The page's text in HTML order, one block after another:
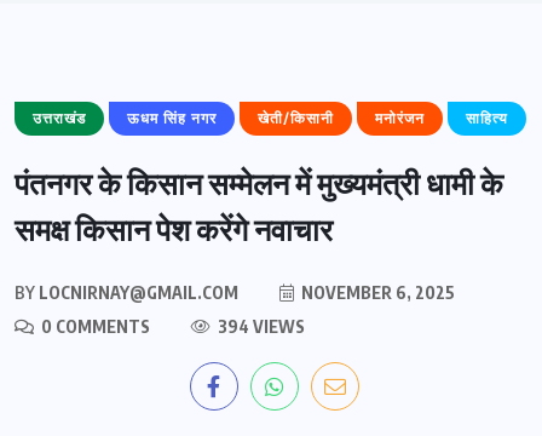
उत्तराखंड ऊधम सिंह नगर खेती/किसानी मनोरंजन साहित्य
पंतनगर के किसान सम्मेलन में मुख्यमंत्री धामी के
समक्ष किसान पेश करेंगे नवाचार
BY LOCNIRNAY@GMAIL.COM
NOVEMBER 6, 2025
0 COMMENTS
394 VIEWS